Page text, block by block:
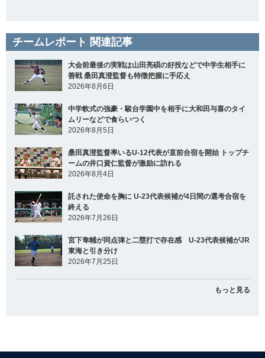
チームレポート 関連記事
大会前最後の実戦は山田亮碩の好投などで中学生相手に
善戦 桑田真澄監督も特徴把握に手応え
2026年8月6日
中学軟式の強豪・駿台学園中を相手に大和田与喜のタイ
ムリーなどで食らいつく
2026年8月5日
桑田真澄監督率いるU-12代表が直前合宿を開始 トップチ
ームの井口資仁監督が激励に訪れる
2026年8月4日
託された使命を胸に U-23代表候補が4日間の選考合宿を
終える
2026年7月26日
宮下隼輔が同点弾と二塁打で存在感 U-23代表候補がJR
東海と引き分け
2026年7月25日
もっと見る